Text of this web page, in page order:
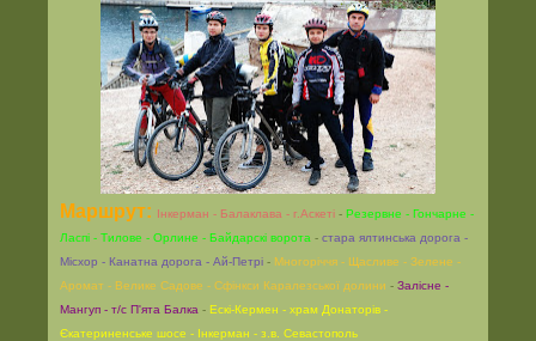
Маршрут: Інкерман - Балаклава - г.Аскеті - Резервне - Гончарне -
Ласпі - Тилове - Орлине - Байдарскі ворота - стара ялтинська дорога -
Місхор - Канатна дорога - Ай-Петрі - Многоріччя - Щасливе - Зелене -
Аромат - Велике Садове - Сфінкси Каралезської долини - Залісне -
Мангуп - т/с П'ята Балка - Ескі-Кермен - храм Донаторів -
Єкатериненське шосе - Інкерман - з.в. Севастополь